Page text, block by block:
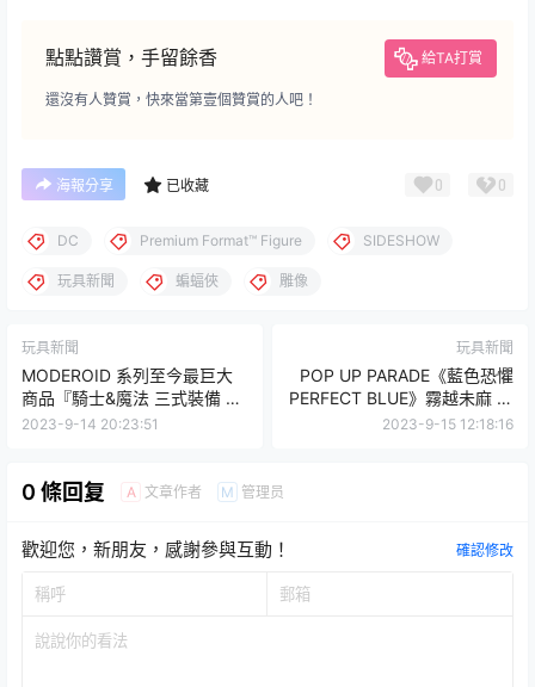
點點讚賞，手留餘香 給TA打賞
還沒有人贊賞，快來當第壹個贊賞的人吧！
海報分享 已收藏 0 0
DC Premium Format™ Figure SIDESHOW
玩具新聞 蝙蝠俠 雕像
玩具新聞
MODEROID 系列至今最巨大
商品『騎士&魔法 三式裝備 組
裝模型』再現魄力戰馬車戰鬥
2023-9-14 20:23:51
玩具新聞
POP UP PARADE《藍色恐懼
PERFECT BLUE》霧越未麻 未
上色原型公開！
2023-9-15 12:18:16
0 條回复 A 文章作者 M 管理员
歡迎您，新朋友，感謝參與互動！ 確認修改